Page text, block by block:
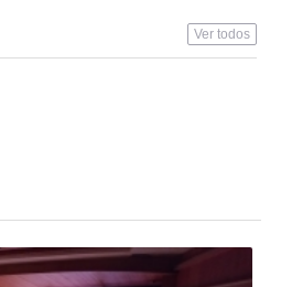
Ver todos